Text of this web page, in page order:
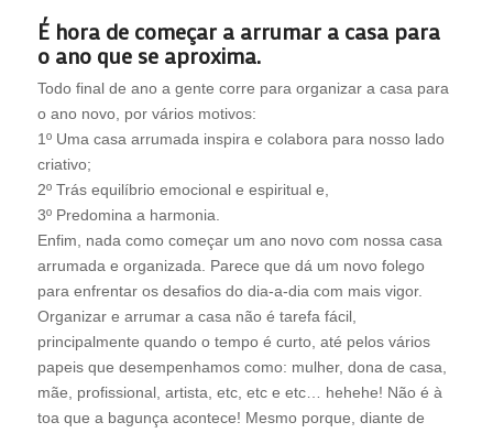
É hora de começar a arrumar a casa para
o ano que se aproxima.
Todo final de ano a gente corre para organizar a casa para
o ano novo, por vários motivos:
1º Uma casa arrumada inspira e colabora para nosso lado
criativo;
2º Trás equilíbrio emocional e espiritual e,
3º Predomina a harmonia.
Enfim, nada como começar um ano novo com nossa casa
arrumada e organizada. Parece que dá um novo folego
para enfrentar os desafios do dia-a-dia com mais vigor.
Organizar e arrumar a casa não é tarefa fácil,
principalmente quando o tempo é curto, até pelos vários
papeis que desempenhamos como: mulher, dona de casa,
mãe, profissional, artista, etc, etc e etc… hehehe! Não é à
toa que a bagunça acontece! Mesmo porque, diante de